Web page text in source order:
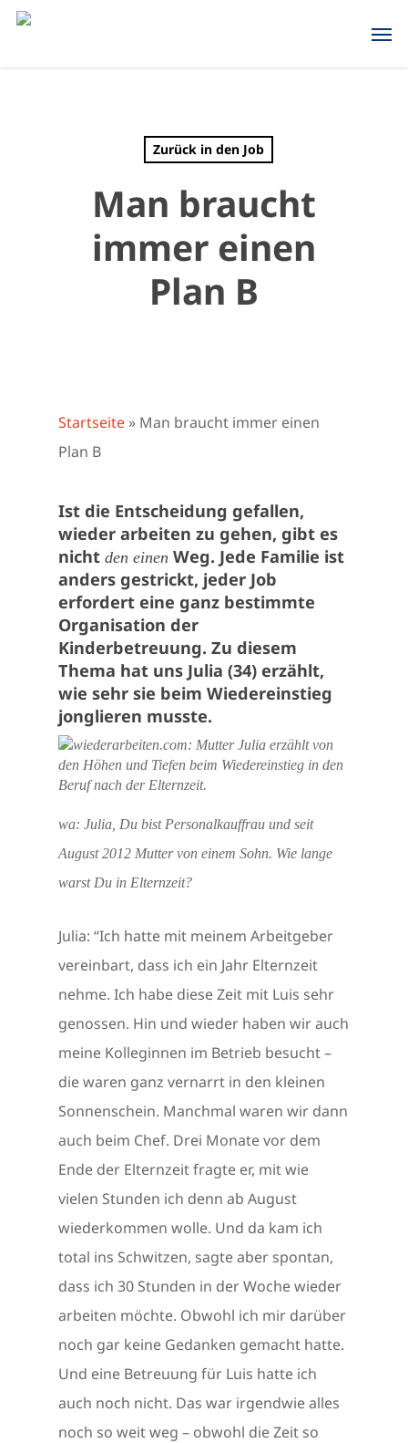
Skip
Zurück in den Job
Man braucht
immer einen
Plan B
Startseite » Man braucht immer einen
Plan B
Ist die Entscheidung gefallen,
wieder arbeiten zu gehen, gibt es
nicht den einen Weg. Jede Familie ist
anders gestrickt, jeder Job
erfordert eine ganz bestimmte
Organisation der
Kinderbetreuung. Zu diesem
Thema hat uns Julia (34) erzählt,
wie sehr sie beim Wiedereinstieg
jonglieren musste.
wa: Julia, Du bist Personalkauffrau und seit
August 2012 Mutter von einem Sohn. Wie lange
warst Du in Elternzeit?
Julia: “Ich hatte mit meinem Arbeitgeber
vereinbart, dass ich ein Jahr Elternzeit
nehme. Ich habe diese Zeit mit Luis sehr
genossen. Hin und wieder haben wir auch
meine Kolleginnen im Betrieb besucht –
die waren ganz vernarrt in den kleinen
Sonnenschein. Manchmal waren wir dann
auch beim Chef. Drei Monate vor dem
Ende der Elternzeit fragte er, mit wie
vielen Stunden ich denn ab August
wiederkommen wolle. Und da kam ich
total ins Schwitzen, sagte aber spontan,
dass ich 30 Stunden in der Woche wieder
arbeiten möchte. Obwohl ich mir darüber
noch gar keine Gedanken gemacht hatte.
Und eine Betreuung für Luis hatte ich
auch noch nicht. Das war irgendwie alles
noch so weit weg – obwohl die Zeit so